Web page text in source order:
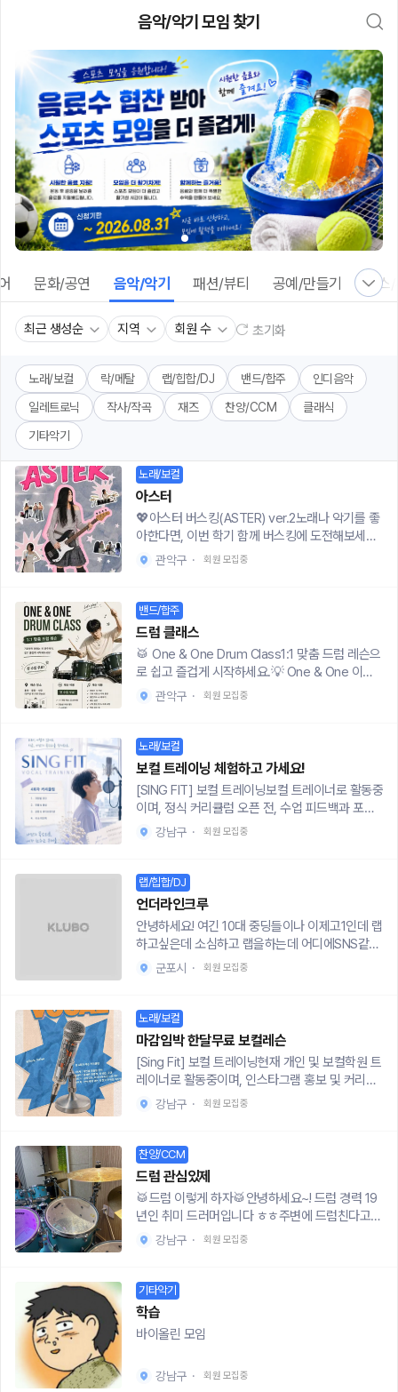
본
문
음악/악기 모임 찾기
문화/공연 음악/악기 패션/뷰티 공예/만들기 댄스
최근 생성순 지역 회원 수 초기화
노래/보컬 락/메탈 랩/힙합/DJ 밴드/합주
인디음악
일레트로닉
작사/작곡 재즈 찬양/CCM
클래식
기타악기
노래/보컬
아스터
💖아스터 버스킹(ASTER) ver.2노래나 악기를 좋
아한다면, 이번 학기 함께 버스킹에 도전해보세요!
무대에 한 번 서보고 싶거나,한 곡을 완곡·완주해보
고 싶거나,같이 연습하며 좋은 추억을 만들고 싶은
타, 피아노/신디, 드럼, 베이스, 우쿠렐레 등 무관)•
기획팀🌟실력보다 중요한 건 연습량!버스킹이 목
표지만 공연이 부담된다면 연습만 함께 참여해도
괜찮습니다.초보자부터 경험자까지 모두 환영합니
다.📍활동 내용• 활동 기간- 2026년 8월 ~ 11월-
버스킹 공연 : 11월 예정• 활동 내용- 월 3회 정도
📍모집• 모집 대상- 서울·수도권 대학생• 모집 기
간~ 8월 31일• 회비- 입회비 1만원- 연습실 대관
및 운영비로 사용 / 사용 내역 공개💫문의- 인스타
@aster.busking잘하는 사람보다 끝까지 함께할
사람을 찾습니다!
관악구 · 회원 모집중
밴드/합주
드럼 클래스
🥁 One & One Drum Class1:1 맞춤 드럼 레슨으
로 쉽고 즐겁게 시작하세요.💡 One & One 이
란?”1:1 개인 맞춤형 드럼 클래스“개인의 목표와
수준에 맞춰 차근차근 진행하며,원하는 곡을 직접
천합니다❗️• 드럼을 배워보고 싶었던 분• 드럼으로
스트레스 풀고 싶은 분• 밴드 활동이나 공연을 꿈
꾸는 분• 부담 없는 비용으로 제대로 배우고 싶은
분📍 레슨 장소홍대 · 합정 · 사당(합주실 및 드럼
연습실)💸 레슨 비용✨ 첫 수업 무료✔️ 1:1 개인 레
슨 20,000원✔️ 연습실 비용 별도 (7~8천원)🎵
& 자세 교정- 악보 보는 법📚 커리큘럼1회차 (간
단한 OT, 드럼 기초 및 기본 자세)2회차 (4·8비트
익히기, 기본 필인 연습)3회차 (리듬 응용 및 곡 선
택) 4회차 (곡 연주 연습) 📩 신청 방법폼 링크 : ht
www.instagram.com/one.n_0?igsh=NzdvN
이어도 괜찮습니다. 생각보다 어렵지 않습니다!!기
초부터 원하는 곡 완주까지,One & One Drum Cl
ass가 함께합니다 🙌드럼을 시작해보고 싶다면
편하게 문의해주세요 :)
관악구 · 회원 모집중
노래/보컬
보컬 트레이닝 체험하고 가세요!
[SING FIT] 보컬 트레이닝보컬 트레이너로 활동중
이며, 정식 커리큘럼 오픈 전, 수업 피드백과 포트
폴리오 정리를 위해 소수 인원만 무료로 진행합니
다. 레슨 중 촬영이나 후기가 필요한 경우에는 사전
상 공개는 동의 없이 사용하지 않습니다.기초부터
천천히 알려드리니 실력, 전공에 상관없이 노래 잘
해지고 싶다면 지원주세요. 본인의 목소리 상태를
진단하고, 더 편하게 부를 수 있는 발성 방향과 곡
스타일을 함께 찾아갑니다.🎶 총 4회차 레슨 커리
큘럼 (주 1회 약 1시간 소요) - 1회차 : 개인별 맞춤
: 본인에게 맞는 곡 찾고 취약점 피드백* 트레이너
는 신청자의 성향과 일정에 따라 배정됩니다. **
사전 안내 시 담당 트레이너 프로필과 레슨 방향을
함께 안내드립니다. *🎙 트레이너 약력여 트레이
너- 예대 실용음악 보컬전공- 강남 보컬 아카데미
출강- 라이브클럽, 페스티벌 공연 다수남 트레이
룹 보컬트레이너, 보컬 자문, 보컬 강의 다수- 피처
링 및 가이드 녹음 다수 참여 * 수업 장소 - 신림역
도보 1분 (변동 가능성 있음)🔥인스타https://ww
w.instagram.com/liora_halen🔥지원 링크http
s://naver.me/xt4aFbT7(인스타로도 신청 가능
하니, 자유롭게 신청 바랍니다.)🔥문의DM으로 부
평소 부르고 싶은 곡, 발성에서 어려운 부분, 레슨
을 통해 얻고 싶은 방향 등을 간단히 확인합니다.노
래 실력을 평가하는 자리가 아니니 부담 없이 편하
게 이야기해주시면 됩니다.확인한 내용을 바탕으
진행 방식을 조율해드릴 예정입니다.
강남구 · 회원 모집중
랩/힙합/DJ
언더라인크루
안녕하세요! 여긴 10대 중딩들이나 이제고1인데 랩
하고싶은데 소심하고 랩을하는데 어디에SNS같은
데에다가올리지못하고그런 소심하고 성격이소심
크루입니다! 들어오실분들들어오세요!
군포시 · 회원 모집중
노래/보컬
마감임박 한달무료 보컬레슨
[Sing Fit] 보컬 트레이닝현재 개인 및 보컬학원 트
레이너로 활동중이며, 인스타그램 홍보 및 커리큘
럼 공개용 컨텐츠 제작을 위해서 특별히 무료로 진
행하는 레슨입니다.기초부터 천천히 알려드리니
주세요. 본인에게 맞는 발성법과 스타일을 찾고 교
정해드립니다!🎶 총 4회차 레슨 커리큘럼 (주 1회
약 1시간 소요) - 1회차 : 개인별 맞춤형 진단 - 2회
차 : 올바른 호흡법, 발성법, 공명 - 3회차 : 공명강
화, 바이브레이션 느낌 찾기 - 4회차 : 본인에게 맞
는 곡 찾고 취약점 피드백🎙 트레이너 약력여 트레
트레이너- m/v, 콘서트, 뮤지컬, 오페라 다수 참
여- 걸그룹 보컬트레이너, 보컬 자문, 보컬 강의 다
수- 피처링 및 가이드 녹음 다수 참여 * 수업 장소
bT7🔥문의https://url-shortener.me/HU5노래
강남구 · 회원 모집중
찬양/CCM
드럼 관심있제
🥁드럼 이렇게 하자🥁안녕하세요~! 드럼 경력 19
년인 취미 드러머입니다 ㅎㅎ주변에 드럼친다고
얘기하면, 배우고 싶어하는 사람들이 정말 많더라
구요!공연하는 것도, 가르치는 것도 좋아해서 앞으
다!⭐️모집 대상자⭐️드럼의 장벽이 높아서 배우고는
싶었지만 어려웠던 사람들!학원을 다니고 싶었지
만 너무 가격이 비싸서 주저했던 사람들!취미를 만
들고 싶은데 어떤 취미를 만들면 좋을지 고민하는
고 싶은 사람들!기초도 중요하지만, 속성 실습으로
강남구 · 회원 모집중
기타악기
학습
바이올린 모임
강남구 · 회원 모집중